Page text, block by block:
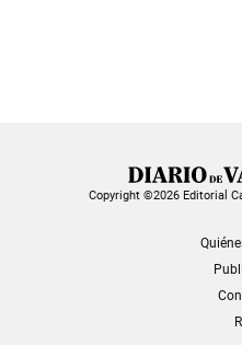
Copyright ©2026 Editorial